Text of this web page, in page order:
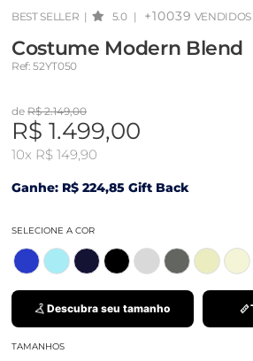
BEST SELLER | 5.0 | +10039 VENDIDOS
Costume Modern Blend
Ref: 52YT050
de R$ 2.149,00
R$ 1.499,00
10x R$ 149,90
Ganhe: R$ 224,85 Gift Back
SELECIONE A COR
Descubra seu tamanho
TAMANHOS